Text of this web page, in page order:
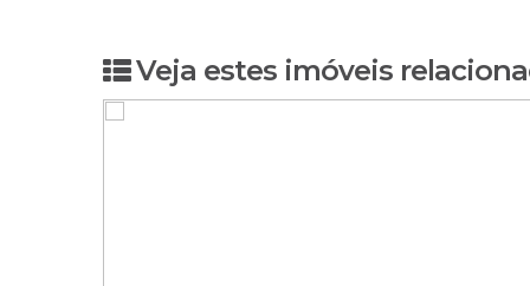
Veja estes imóveis